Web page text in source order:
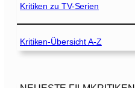
Kritiken zu TV-Serien
Kritiken-Übersicht A-Z